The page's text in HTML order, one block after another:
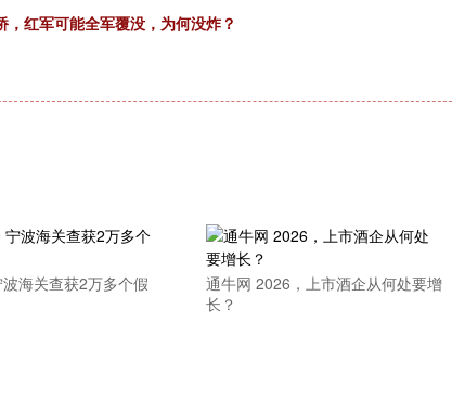
红军可能全军覆没，为何没炸？
海关查获2万多个假
通牛网 2026，上市酒企从何处要增
长？